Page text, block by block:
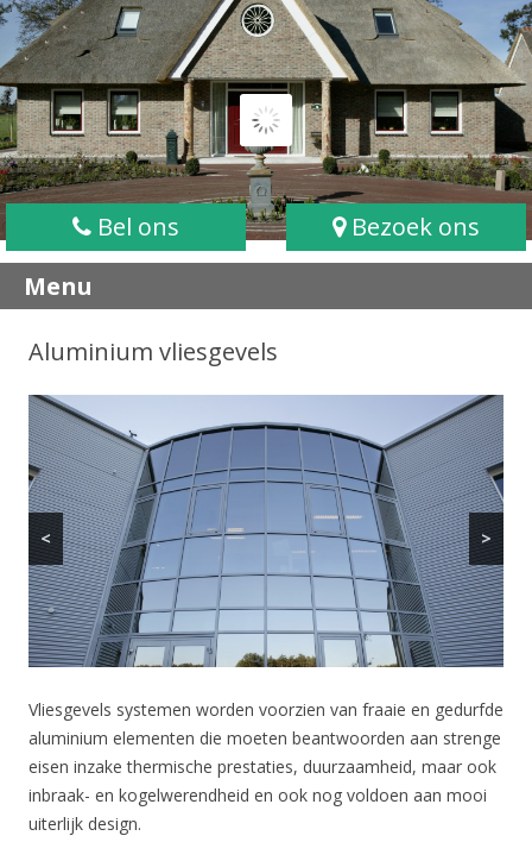
Bel ons
Bezoek ons
Menu
Aluminium vliesgevels
< >
Vliesgevels systemen worden voorzien van fraaie en gedurfde
aluminium elementen die moeten beantwoorden aan strenge
eisen inzake thermische prestaties, duurzaamheid, maar ook
inbraak- en kogelwerendheid en ook nog voldoen aan mooi
uiterlijk design.